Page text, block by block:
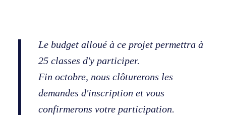
Le budget alloué à ce projet permettra à
25 classes d'y participer.
Fin octobre, nous clôturerons les
demandes d'inscription et vous
confirmerons votre participation.